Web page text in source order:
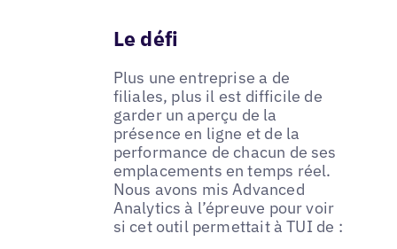
Le défi
Plus une entreprise a de
filiales, plus il est difficile de
garder un aperçu de la
présence en ligne et de la
performance de chacun de ses
emplacements en temps réel.
Nous avons mis Advanced
Analytics à l’épreuve pour voir
si cet outil permettait à TUI de :